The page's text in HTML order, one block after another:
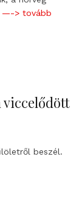
—-> tovább
viccelődött
beszél.